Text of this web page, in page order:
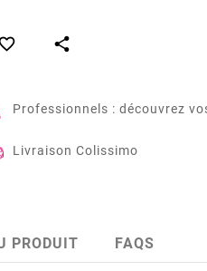

Professionnels : découvrez
Livraison Colissimo
PRODUIT FAQS